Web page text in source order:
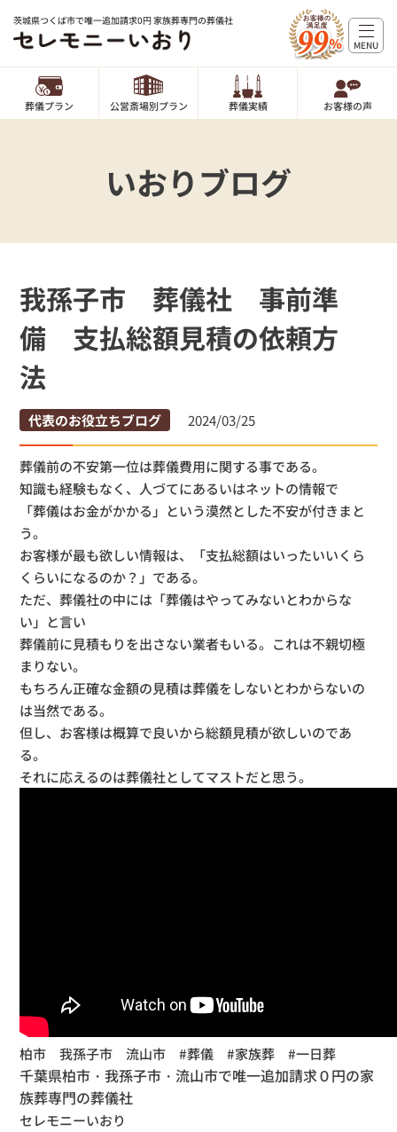
茨城県つくば市で唯一追加請求0円 家族葬専門の葬儀社
葬儀プラン 公営斎場別プラン 葬儀実績 お客様の声
MENU
いおりブログ
我孫子市 葬儀社 事前準
備 支払総額見積の依頼方
法
代表のお役立ちブログ 2024/03/25
葬儀前の不安第一位は葬儀費用に関する事である。
知識も経験もなく、人づてにあるいはネットの情報で
「葬儀はお金がかかる」という漠然とした不安が付きまと
う。
お客様が最も欲しい情報は、「支払総額はいったいいくら
くらいになるのか？」である。
ただ、葬儀社の中には「葬儀はやってみないとわからな
い」と言い
葬儀前に見積もりを出さない業者もいる。これは不親切極
まりない。
もちろん正確な金額の見積は葬儀をしないとわからないの
は当然である。
但し、お客様は概算で良いから総額見積が欲しいのであ
る。
それに応えるのは葬儀社としてマストだと思う。
柏市 我孫子市 流山市 #葬儀 #家族葬 #一日葬
千葉県柏市・我孫子市・流山市で唯一追加請求０円の家
族葬専門の葬儀社
セレモニーいおり